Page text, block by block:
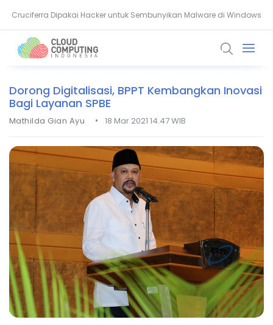
Cruciferra Dipakai Hacker untuk Sembunyikan Malware di Windows
Proyek Galaxy SenseTime dan Ambisi Besar Chip AI China
Dorong Digitalisasi, BPPT Kembangkan Inovasi
Bagi Layanan SPBE
Mathilda Gian Ayu • 18 Mar 2021 14.47 WIB